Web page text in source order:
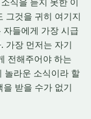
식을 듣지 못한 이
그것을 귀히 여기지
자들에게 가장 시급
가장 먼저는 자기
전해주어야 하는
놀라운 소식이라 할
받을 수가 없기